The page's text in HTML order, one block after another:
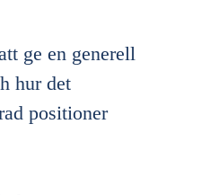
ge en generell
hur det
positioner